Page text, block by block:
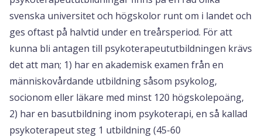
svenska universitet och högskolor runt om i landet och
ges oftast på halvtid under en treårsperiod. För att
kunna bli antagen till psykoterapeututbildningen krävs
det att man; 1) har en akademisk examen från en
människovårdande utbildning såsom psykolog,
socionom eller läkare med minst 120 högskolepoäng,
2) har en basutbildning inom psykoterapi, en så kallad
psykoterapeut steg 1 utbildning (45-60